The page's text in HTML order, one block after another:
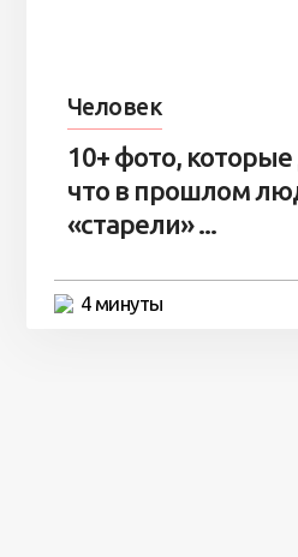
Человек
10+ фото,
что в прошлом
«старели» ...
4 минуты